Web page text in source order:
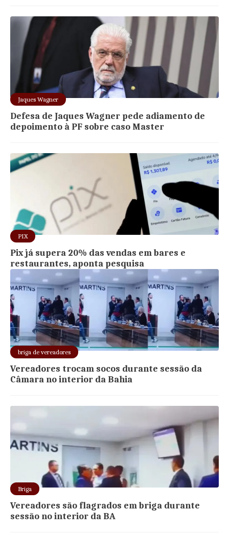
Jaques Wagner
Defesa de Jaques Wagner pede adiamento de
depoimento à PF sobre caso Master
PIX
Pix já supera 20% das vendas em bares e
restaurantes, aponta pesquisa
briga de vereadores
Vereadores trocam socos durante sessão da
Câmara no interior da Bahia
Briga
Vereadores são flagrados em briga durante
sessão no interior da BA